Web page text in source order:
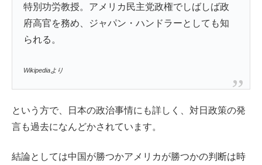
特別功労教授。アメリカ民主党政権でしばしば政
府高官を務め、ジャパン・ハンドラーとしても知
られる。
Wikipediaより
という方で、日本の政治事情にも詳しく、対日政策の発
言も過去になんどかされています。
結論としては中国が勝つかアメリカが勝つかの判断は時